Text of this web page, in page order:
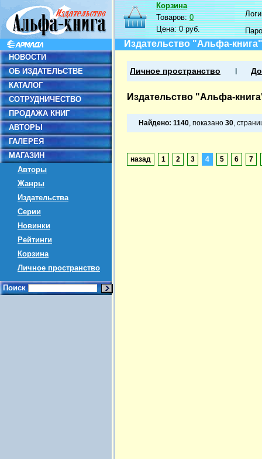
НОВОСТИ
ОБ ИЗДАТЕЛЬСТВЕ
КАТАЛОГ
СОТРУДНИЧЕСТВО
ПРОДАЖА КНИГ
АВТОРЫ
ГАЛЕРЕЯ
МАГАЗИН
Авторы
Жанры
Издательства
Серии
Новинки
Рейтинги
Корзина
Личное пространство
Поиск
Корзина
Товаров:0
Цена:0 руб.
Издательство "Альфа-книга"
Личное пространство
Издательство "Альфа-
Найдено: 1140, показано 30,
назад 1 2 3 4 5 6 7